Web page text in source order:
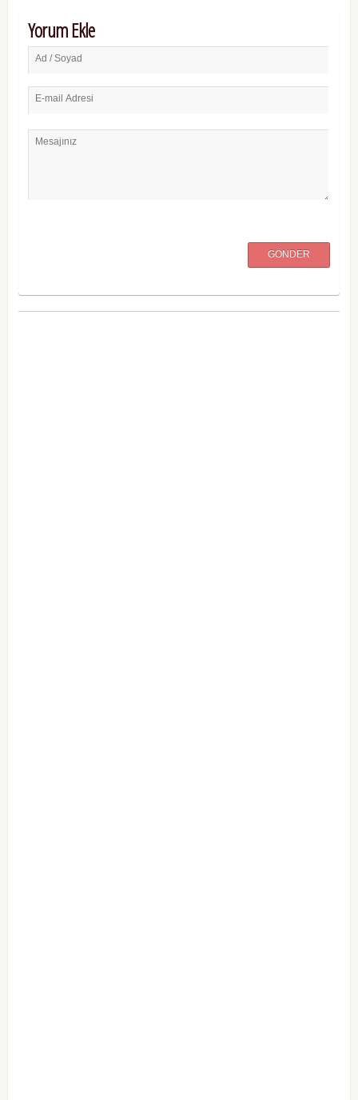
Yorum Ekle
Ad / Soyad
E-mail Adresi
Mesajınız
GÖNDER